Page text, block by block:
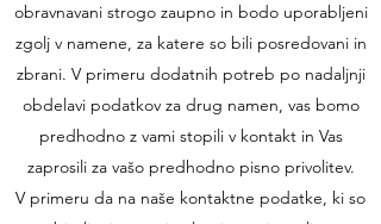
obravnavani strogo zaupno in bodo uporabljeni
zgolj v namene, za katere so bili posredovani in
zbrani. V primeru dodatnih potreb po nadaljnji
obdelavi podatkov za drug namen, vas bomo
predhodno z vami stopili v kontakt in Vas
zaprosili za vašo predhodno pisno privolitev.
V primeru da na naše kontaktne podatke, ki so